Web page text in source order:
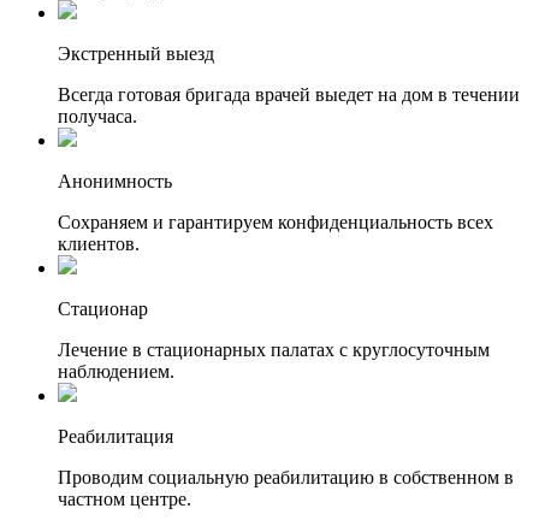
Экстренный выезд
Всегда готовая бригада врачей выедет на дом в течении
получаса.
Анонимность
Сохраняем и гарантируем конфиденциальность всех
клиентов.
Стационар
Лечение в стационарных палатах с круглосуточным
наблюдением.
Реабилитация
Проводим социальную реабилитацию в собственном в
частном центре.